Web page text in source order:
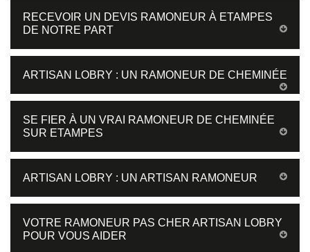
RECEVOIR UN DEVIS RAMONEUR À ETAMPES
DE NOTRE PART
ARTISAN LOBRY : UN RAMONEUR DE CHEMINÉE
SE FIER À UN VRAI RAMONEUR DE CHEMINÉE
SUR ETAMPES
ARTISAN LOBRY : UN ARTISAN RAMONEUR
VOTRE RAMONEUR PAS CHER ARTISAN LOBRY
POUR VOUS AIDER